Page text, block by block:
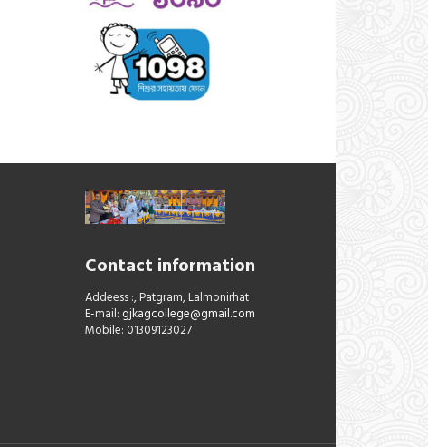
Contact information
Addeess :, Patgram, Lalmonirhat
E-mail: gjkagcollege@gmail.com
Mobile: 01309123027